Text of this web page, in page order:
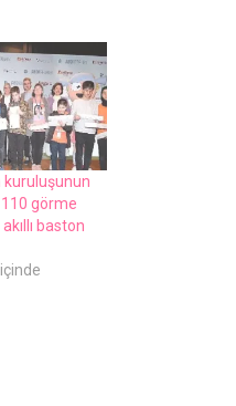
kuruluşunun
110 görme
baston